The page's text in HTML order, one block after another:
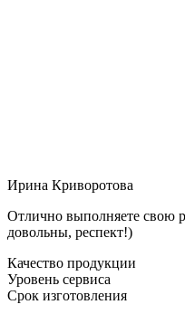
Ирина Криворотова
Отлично выполняете свою
довольны, респект!)
Качество продукции
Уровень сервиса
Срок изготовления